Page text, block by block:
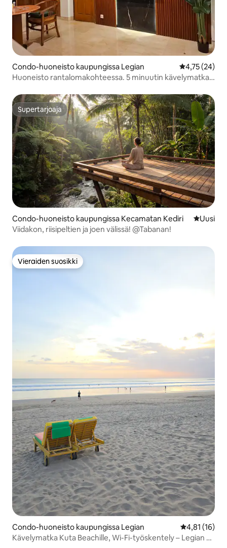
Condo-huoneisto kaupungissa Legian
4,75 (24)
Huoneisto rantalomakohteessa. 5 minuutin kävelymatka
Supertarjoaja
Supertarjoaja
Condo-huoneisto kaupungissa Kecamatan Kediri Uusi
Uusi
Viidakon, riisipeltien ja joen välissä! @Tabanan!
Vieraiden suosikki
Vieraiden suosikki
Condo-huoneisto kaupungissa Legian
4,81 (16)
Kävelymatka Kuta Beachille, Wi-Fi-työskentely – Legian –